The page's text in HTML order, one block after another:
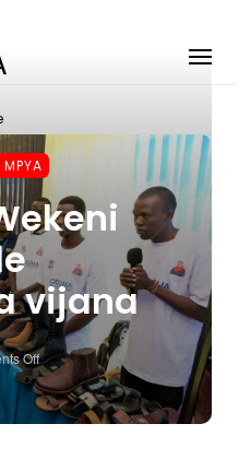
vijana
Off
On
Majaliwa:Wekeni
Kipaumbele
Kuendeleza